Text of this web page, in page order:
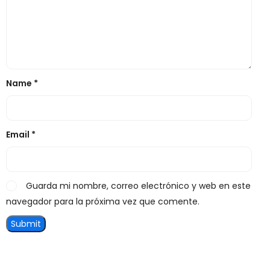
Name *
Email *
Guarda mi nombre, correo electrónico y web en este
navegador para la próxima vez que comente.